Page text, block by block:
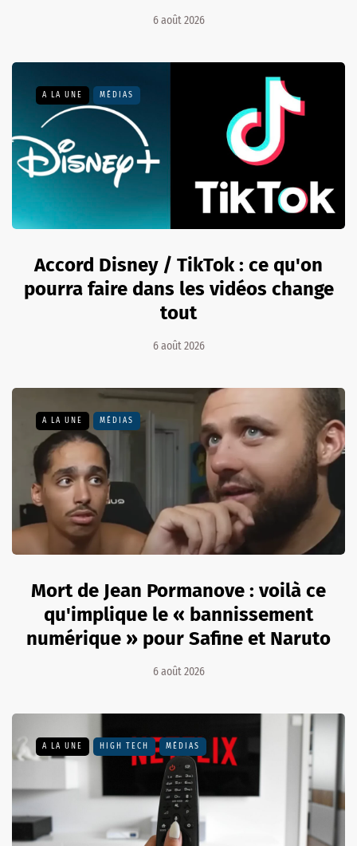
6 août 2026
A LA UNE MÉDIAS
Accord Disney / TikTok : ce qu'on
pourra faire dans les vidéos change
tout
6 août 2026
A LA UNE MÉDIAS
Mort de Jean Pormanove : voilà ce
qu'implique le « bannissement
numérique » pour Safine et Naruto
6 août 2026
A LA UNE HIGH TECH MÉDIAS